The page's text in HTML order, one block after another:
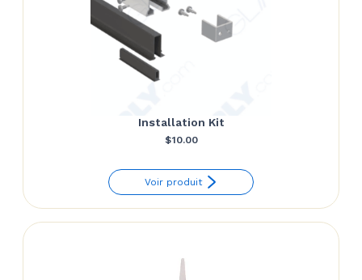
Installation Kit
$10.00
Voir produit